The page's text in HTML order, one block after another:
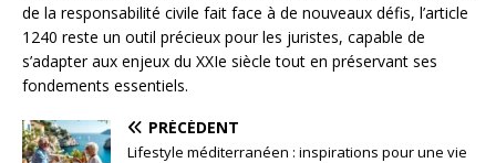
de la responsabilité civile fait face à de nouveaux défis, l’article
1240 reste un outil précieux pour les juristes, capable de
s’adapter aux enjeux du XXIe siècle tout en préservant ses
fondements essentiels.
PRÉCÉDENT
Lifestyle méditerranéen : inspirations pour une vie